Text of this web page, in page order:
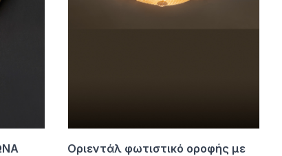
Οριεντάλ φωτιστικό οροφής με